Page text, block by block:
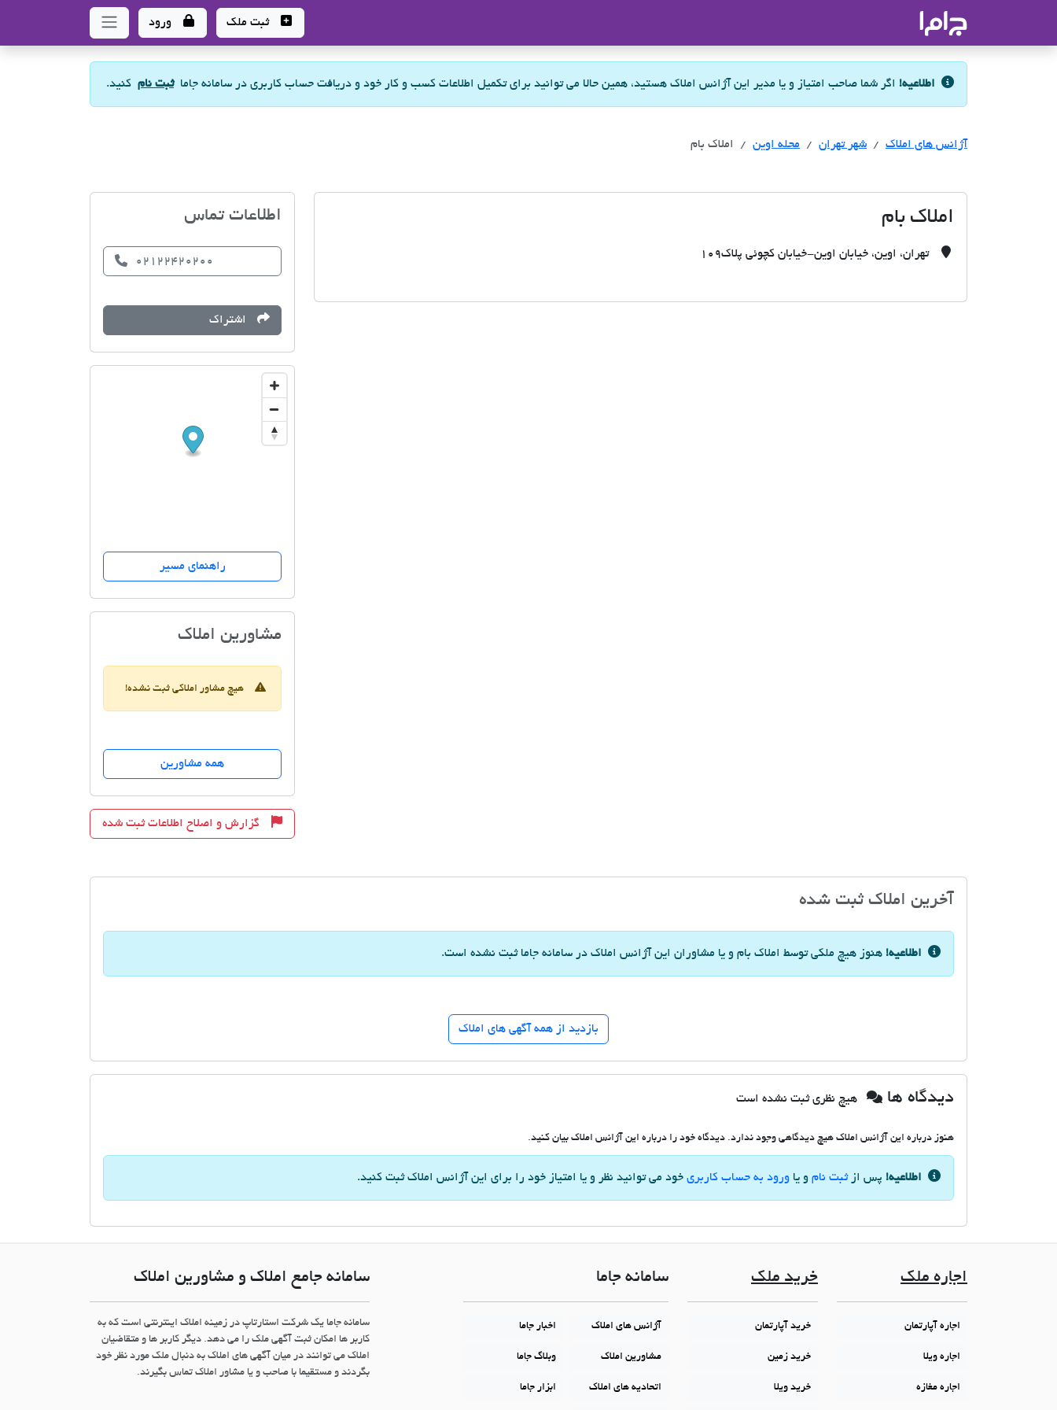
ثبت ملک ورود
اطلاعیه! اگر شما صاحب امتیاز و یا مدیر این آژانس املاک هستید، همین حالا می توانید برای تکمیل اطلاعات کسب و کار خود و دریافت حساب کاربری در سامانه جاماثبت نام کنید.
آژانس های املاک آژانس های املاک
شهر تهران آژانس های املاک
محله اوین املاک بام
املاک بام
تهران، اوین، خیابان اوین-خیابان کچوئی پلاک109
اطلاعات تماس
02122420200
اشتراک
راهنمای مسیر
مشاورین املاکاملاک بام
هیچ مشاور املاکی ثبت نشده!
همه مشاورین
گزارش و اصلاح اطلاعات ثبت شده
آخرین املاک ثبت شده
اطلاعیه! هنوز هیچ ملکی توسط املاک بام و یا مشاوران این آژانس املاک در سامانه جاما ثبت نشده است.
بازدید از همه آگهی های املاک
دیدگاه ها هیچ نظری ثبت نشده است
هنوز درباره این آژانس املاک هیچ دیدگاهی وجود ندارد. دیدگاه خود را درباره این آژانس املاک بیان کنید.
اطلاعیه! پس ازثبت نام و یا ورود به حساب کاربری خود می توانید نظر و یا امتیاز خود را برای این آژانس املاک ثبت کنید.
اجاره ملک
اجاره آپارتمان
اجاره ویلا
اجاره مغازه
خرید ملک
خرید آپارتمان
خرید زمین
خرید ویلا
سامانه جاما
آژانس های املاک اخبار جاما
مشاورین املاک وبلاگ جاما
اتحادیه های املاک ابزار جاما
سامانه جامع املاک و مشاورین املاک
سامانه جاما یک شرکت استارتاپ در زمینه املاک اینترنتی است که به
کاربر ها امکان ثبت آگهی ملک را می دهد. دیگر کاربر ها و متقاضیان
املاک می توانند در میان آگهی های املاک به دنبال ملک مورد نظر خود
بگردند و مستقیما با صاحب و یا مشاور املاک تماس بگیرند.